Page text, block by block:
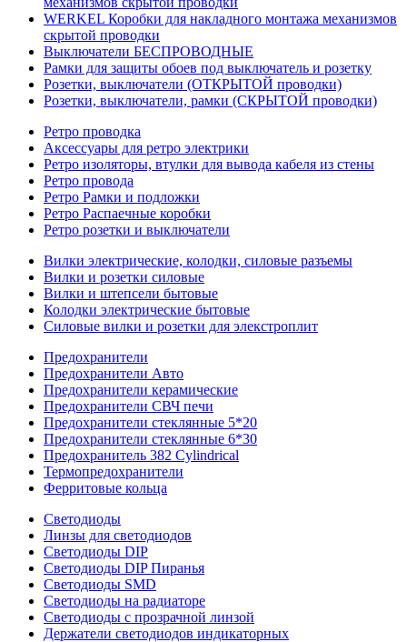
WERKEL Коробки для накладного монтажа механизмов
скрытой проводки
Выключатели БЕСПРОВОДНЫЕ
Рамки для защиты обоев под выключатель и розетку
Розетки, выключатели (ОТКРЫТОЙ проводки)
Розетки, выключатели, рамки (СКРЫТОЙ проводки)
Ретро проводка
Аксессуары для ретро электрики
Ретро изоляторы, втулки для вывода кабеля из стены
Ретро провода
Ретро Рамки и подложки
Ретро Распаечные коробки
Ретро розетки и выключатели
Вилки электрические, колодки, силовые разъемы
Вилки и розетки силовые
Вилки и штепсели бытовые
Колодки электрические бытовые
Силовые вилки и розетки для элекстроплит
Предохранители
Предохранители Авто
Предохранители керамические
Предохранители СВЧ печи
Предохранители стеклянные 5*20
Предохранители стеклянные 6*30
Предохранитель 382 Cylindrical
Термопредохранители
Ферритовые кольца
Светодиоды
Линзы для светодиодов
Светодиоды DIP
Светодиоды DIP Пиранья
Светодиоды SMD
Светодиоды на радиаторе
Светодиоды с прозрачной линзой
Держатели светодиодов индикаторных